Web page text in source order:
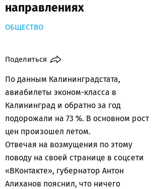
направлениях
ОБЩЕСТВО
Поделиться
По данным Калининградстата,
авиабилеты эконом-класса в
Калининград и обратно за год
подорожали на 73 %. В основном рост
цен произошел летом.
Отвечая на возмущения по этому
поводу на своей странице в соцсети
«ВКонтакте», губернатор Антон
Алиханов пояснил, что ничего